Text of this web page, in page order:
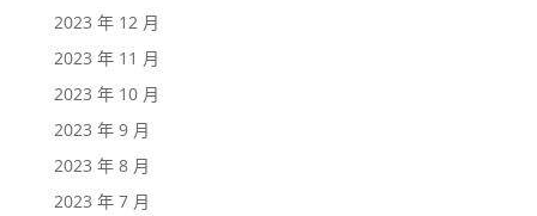
2023 年 12 月
2023 年 11 月
2023 年 10 月
2023 年 9 月
2023 年 8 月
2023 年 7 月